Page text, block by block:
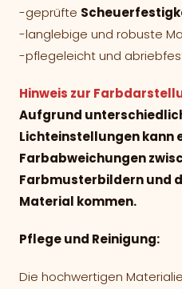
-geprüfte
-langlebige und robuste
-pflegeleicht und
Hinweis zur
Aufgrund
Lichteinstellungen kann
Farbabweichungen
Farbmusterbildern und
Material kommen.
Pflege und Reinigung:
Die hochwertigen